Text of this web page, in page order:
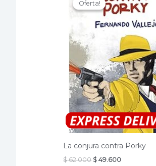
¡Oferta!
¡Oferta!
La conjura contra Porky
$62.000 El
$ 49.600El